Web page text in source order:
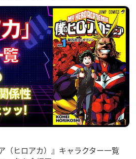
（ヒロアカ）』キャラクター一覧